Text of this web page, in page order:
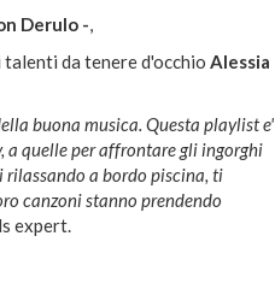
Derulo -,
talenti da tenere d'occhio Alessia
buona musica. Questa playlist e'
a quelle per affrontare gli ingorghi
a bordo piscina, ti
canzoni stanno prendendo
expert.